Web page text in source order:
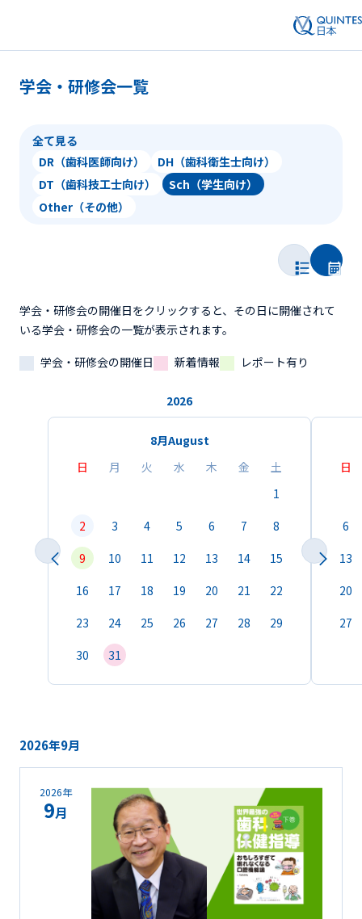
学会・研修会一覧
全て見る
DR（歯科医師向け）
DH（歯科衛生士向け）
DT（歯科技工士向け）
Sch（学生向け）
Other（その他）
学会・研修会の開催日をクリックすると、その日に開催されて
いる学会・研修会の一覧が表示されます。
学会・研修会の開催日
新着情報 レポート有り
2026
8月August
日
月 火 水 木 金
土
1
2
3 4 5 6 7
8
9
10 11 12 13 14
15
16
17 18 19 20 21
22
23
24 25 26 27 28
29
30
31
日
6
13
20
27
2026年9月
2026年
9月